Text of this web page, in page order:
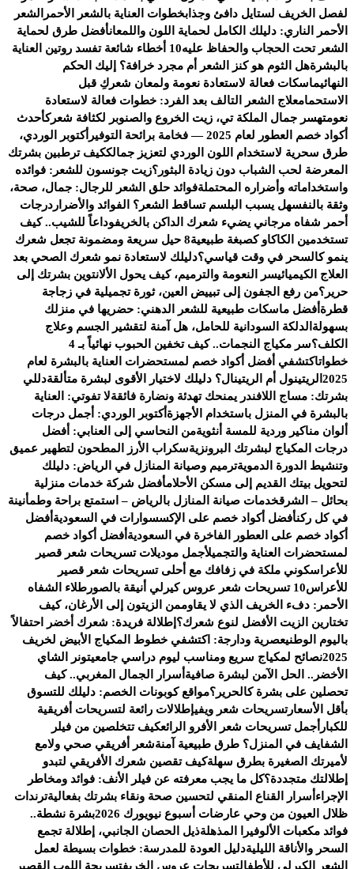
لفصل الخريف لستايل دافئ وجذابخطوات العناية بالشعر الأحمر الشعر
الأحمر الناري: دليلك الكامل لحماية اللون واللمعانأفضل طرق لحماية
الشعر تحت الحجاب والحفاظ عليه
10 أخطاء شائعة تفسد روتين العناية
بالبشرةهل الثوم هو كنز الشعر أم مجرد خرافة؟ إليك الحكم
النهائيماسكات فعالة لاستعادة نعومة ولمعان شعركِ قبل
الاستحمامعلاج الشعر التالف بعد الفرد: خطوات فعالة لاستعادة
نعومتهسر جمال الملكة تي، زيت الخروع والصنوبر لكثافة شعركأحدث
أكواد خصم العطور لعام 2025 — فخامة برائحة التوفير
أكتوبر الوردي،
طرق سحرية لاستخدام اللون الوردي لتعزيز جمالككيف ترطبين بشرتك
المعرضة لحب الشباب دون زيادة البثور؟زيت جونسون للشعر: فوائده
واستخداماته وأضراره المحتملةفوائد حلق الشعر للرجال: جمال، صحة،
وثقة بالنفسهل يسبب البلسم تساقط الشعر؟ الفوائد والأضرار درجات
أحمر شفاه مرجاني يضيء شعرك الداكن بالخريفوداعاً للشيب.. كيف
تستخدمين الكاكاو كصبغة طبيعية
8 حيل سريعة ومضمونة تجعل شعرك
ينمو كالسحر في وقت قياسي؟دليلك لاستعادة نمو شعرك الصحي بعد
العلاج الكيميائيسر النعومة والترميم، كيف يحول الألانتوين بشرتك إلى
حرير؟من رفع الجفون إلى تبييض العين، ثورة تجميلية في زجاجة
قطرة أفضل ماسكات طبيعية للشعر الدهني: حضريها في منزلك
بسهولة الدلكة السودانية للحامل، هل آمنة لتقشير الجسم وعلاج
الكلف؟
سر مكياج النجمات.. كيف تخفين الحبوب نهائياً بـ 4
خطواتاكتشفي أفضل أكواد خصم لمستحضرات العناية بالبشرة لعام
2025 الريتينول أم الريتينال؟ دليلك لاختيار الأقوى لبشرة متألقةدللي
بشرتك: مساج اللافندر يمنحك تهدئة ونضارة فائقةلا تفوتي: العناية
بالبشرة في المنزل باستخدام الأجهزة أكتوبر الوردي: أجمل درجات
ألوان مناكير وردية للمسة أنثويةمن النحاسي إلى العنابي: أفضل
درجات المكياج لبشرتك البرونزيةسكراب الأرز المطحون لتطهير عميق
وتنشيط الدورة الدمويةترميم وصيانة المنازل في الرياض: دليلك
لتحويل بيتك القديم إلى مسكن الأحلامأفضل شركة خدمات منزلية
بحائل – الشرقخدمات صيانة المنازل بالرياض – استمتع براحة وطمأنينة
في كل ركنأفضل أكواد خصم على الإكسسوارات في السعودية أفضل
أكواد خصم على العطور الفاخرة في السعودية أفضل أكواد خصم
لمستحضرات العناية والتجميلأجمل موديلات تسريحات شعر قصير
للأعراسكوني ملكة في زفافك مع أحلى تسريحات شعر قصير
للأعراس10 تسريحات شعر عروس كيرلي أنيقة بالصور
طلاء الشفاه
الأحمر: دفء الخريف الذي لا يقاوممن الزيتون إلى الأرغان، كيف
تختارين الزيت الأفضل لنوع شعرك؟ إطلالة فريدة: شعرك أخضر احتفالاً
باليوم الوطنيعصرية ودارجة: اكتشفي خطوط المكياج الأبيض لخريف
2025نصائح لمكياج سريع ومناسب ليوم دراسي جامعيتونر الشاي
الأخضر.. الحل الآمن لبشرة صافية أسرار الجمال المغربي.. كيف
تحصلين على بشرة كالحرير؟مواقع كوبونات الخصم: دليلك للتسوق
بأقل الأسعارتسريحات شعر ويفيإطلالات رائعة لتسريحات أفريقية
للكبار أجمل تسريحات شعر الأفرو الرائعكيف تتخلصين من فيلر
الشفايف في المنزل؟ طرق طبيعية آمنةشعر أفريقي صحي ولامع
لأميرتك الصغيرة بطرق سهلةكيف تقصين شعرك الأفريقي لتبدو
إطلالتك متجددة؟كل ما يجب معرفته عن فيلر الأنف: فوائد ومخاطر
الإجراء أسرار القناع المنقي لتحسين صحة ونقاء بشرتك بفعاليةترندات
ظلال العيون من وحي عارضات أسبوع نيويورك 2026
بشرة نشطة..
فوائد مكعبات الألوفيرا المذهلةذيل الحصان الجانبي، إطلالة تجمع
السحر والأناقة الليليةدليل العودة للمدرسة: خطوات بسيطة لعمل
الشعر الكيرلي للأطفالتسريحات عروس الخريفتسريحة اللوب القصير